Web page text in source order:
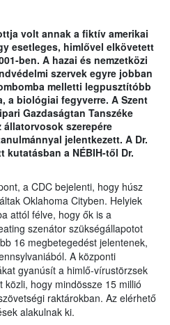
volt annak a fiktív amerikai
esetleges, himlővel elkövetett
ben. A hazai és nemzetközi
szervek egyre jobban
melletti legpusztítóbb
a biológiai fegyverre. A Szent
Gazdaságtan Tanszéke
szerepére
jelentkezett. A Dr.
kutatásban a NÉBIH-től Dr.
a CDC bejelenti, hogy húsz
Oklahoma Cityben. Helyiek
attól félve, hogy ők is a
szenátor szükségállapotot
16 megbetegedést jelentenek,
A központi
gyanúsít a himlő-vírustörzsek
hogy mindössze 15 millió
raktárokban. Az elérhető
alakulnak ki.